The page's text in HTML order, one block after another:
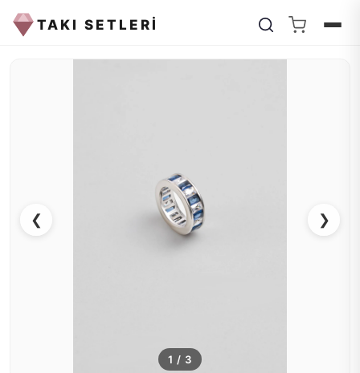
TAKI SETLERİ
❮ ❯
1 / 3